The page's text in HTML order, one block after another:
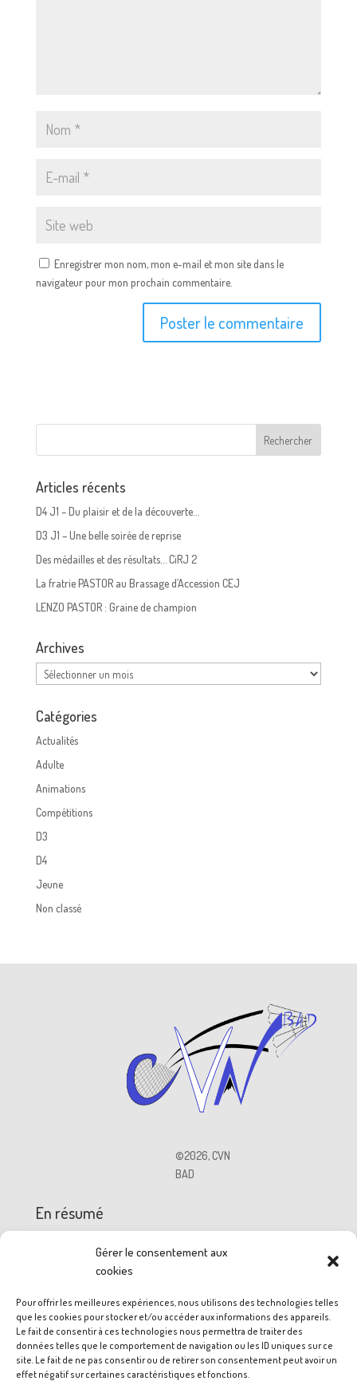
Gérer le consentement aux
cookies
Pour offrir les meilleures expériences, nous utilisons des technologies telles
que les cookies pour stocker et/ou accéder aux informations des appareils.
Le fait de consentir à ces technologies nous permettra de traiter des
données telles que le comportement de navigation ou les ID uniques sur ce
site. Le fait de ne pas consentir ou de retirer son consentement peut avoir un
effet négatif sur certaines caractéristiques et fonctions.
Enregistrer mon nom, mon e-mail et mon site dans le
navigateur pour mon prochain commentaire.
Articles récents
D4 J1 – Du plaisir et de la découverte…
D3 J1 – Une belle soirée de reprise
Des médailles et des résultats… CiRJ 2
La fratrie PASTOR au Brassage d’Accession CEJ
LENZO PASTOR : Graine de champion
Archives
Archives
Catégories
Actualités
Adulte
Animations
Compétitions
D3
D4
Jeune
Non classé
©2026, CVN
BAD
En résumé
CONTACT